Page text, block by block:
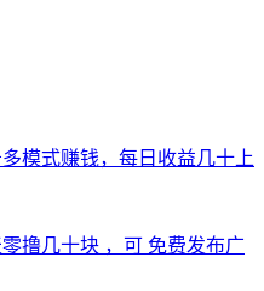
模式赚钱，每日收益几十上
撸几十块 ，可 免费发布广